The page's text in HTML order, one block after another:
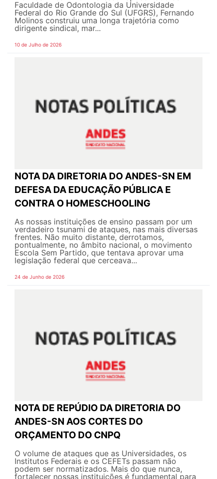
Faculdade de Odontologia da Universidade
Federal do Rio Grande do Sul (UFGRS), Fernando
Molinos construiu uma longa trajetória como
dirigente sindical, mar...
10 de Julho de 2026
NOTA DA DIRETORIA DO ANDES-SN EM
DEFESA DA EDUCAÇÃO PÚBLICA E
CONTRA O HOMESCHOOLING
As nossas instituições de ensino passam por um
verdadeiro tsunami de ataques, nas mais diversas
frentes. Não muito distante, derrotamos,
pontualmente, no âmbito nacional, o movimento
Escola Sem Partido, que tentava aprovar uma
legislação federal que cerceava...
24 de Junho de 2026
NOTA DE REPÚDIO DA DIRETORIA DO
ANDES-SN AOS CORTES DO
ORÇAMENTO DO CNPQ
O volume de ataques que as Universidades, os
Institutos Federais e os CEFETs passam não
podem ser normatizados. Mais do que nunca,
fortalecer nossas instituições é fundamental para